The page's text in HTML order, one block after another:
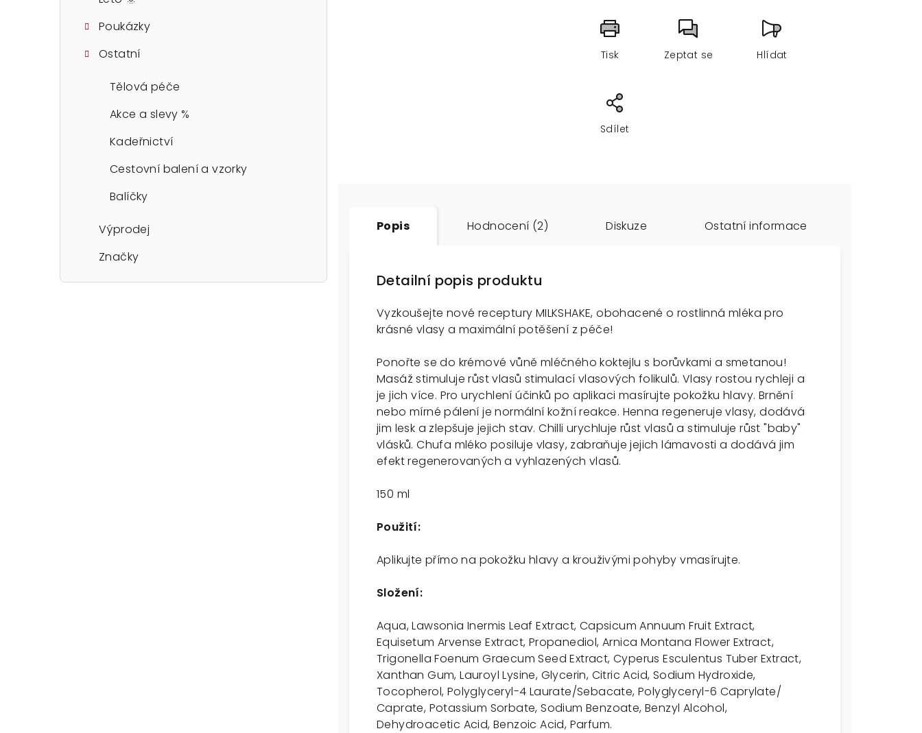
Poukázky
Ostatní
Tělová péče
Akce a slevy %
Kadeřnictví
Cestovní balení a vzorky
Balíčky
Výprodej
Značky
Tisk Zeptat se Hlídat
Sdílet
Popis Hodnocení (2) Diskuze Ostatní informace
Detailní popis produktu
Vyzkoušejte nové receptury MILKSHAKE, obohacené o rostlinná mléka pro
krásné vlasy a maximální potěšení z péče!
Ponořte se do krémové vůně mléčného koktejlu s borůvkami a smetanou!
Masáž stimuluje růst vlasů stimulací vlasových folikulů. Vlasy rostou rychleji a
je jich více. Pro urychlení účinků po aplikaci masírujte pokožku hlavy. Brnění
nebo mírné pálení je normální kožní reakce. Henna regeneruje vlasy, dodává
jim lesk a zlepšuje jejich stav. Chilli urychluje růst vlasů a stimuluje růst "baby"
vlásků. Chufa mléko posiluje vlasy, zabraňuje jejich lámavosti a dodává jim
efekt regenerovaných a vyhlazených vlasů.
150 ml
Použití:
Aplikujte přímo na pokožku hlavy a krouživými pohyby vmasírujte.
Složení:
Aqua, Lawsonia Inermis Leaf Extract, Capsicum Annuum Fruit Extract,
Equisetum Arvense Extract, Propanediol, Arnica Montana Flower Extract,
Trigonella Foenum Graecum Seed Extract, Cyperus Esculentus Tuber Extract,
Xanthan Gum, Lauroyl Lysine, Glycerin, Citric Acid, Sodium Hydroxide,
Tocopherol, Polyglyceryl-4 Laurate/Sebacate, Polyglyceryl-6 Caprylate/
Caprate, Potassium Sorbate, Sodium Benzoate, Benzyl Alcohol,
Dehydroacetic Acid, Benzoic Acid, Parfum.